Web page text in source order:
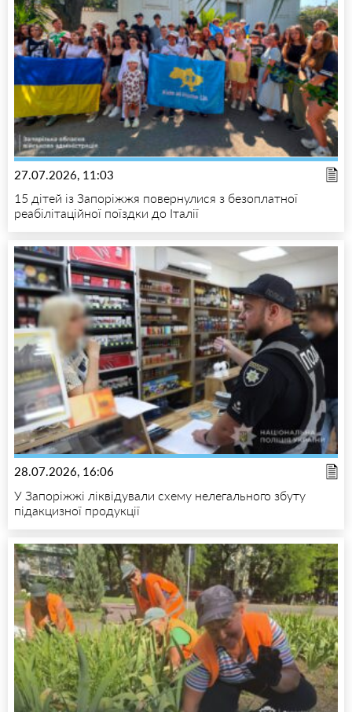
27.07.2026, 11:03
15 дітей із Запоріжжя повернулися з безоплатної
реабілітаційної поїздки до Італії
28.07.2026, 16:06
У Запоріжжі ліквідували схему нелегального збуту
підакцизної продукції